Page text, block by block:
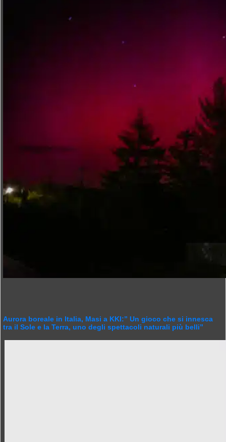
Aurora boreale in Italia, Masi a KKI:” Un gioco che si innesca
tra il Sole e la Terra, uno degli spettacoli naturali più belli”